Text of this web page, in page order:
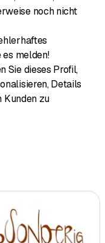
noch nicht
es melden!
Sie dieses Profil,
Details
Kunden zu